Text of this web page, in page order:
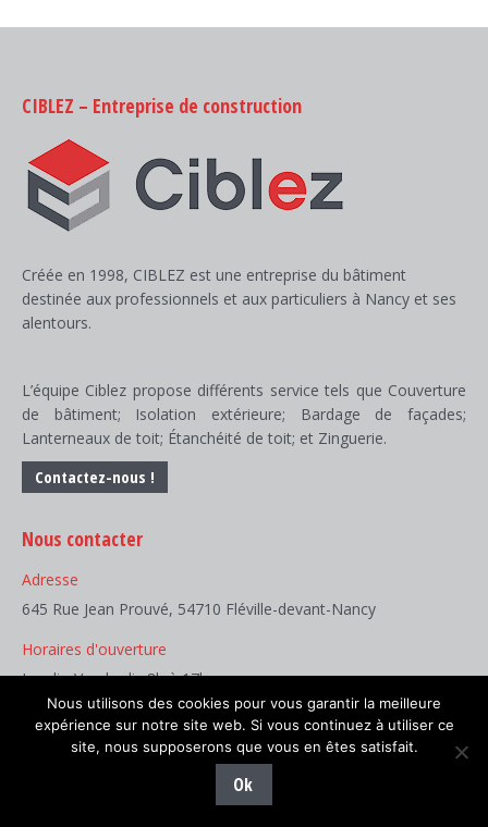
CIBLEZ – Entreprise de construction
Créée en 1998, CIBLEZ est une entreprise du bâtiment
destinée aux professionnels et aux particuliers à Nancy et ses
alentours.
L’équipe Ciblez propose différents service tels que Couverture
de bâtiment; Isolation extérieure; Bardage de façades;
Lanterneaux de toit; Étanchéité de toit; et Zinguerie.
Contactez-nous !
Nous contacter
Adresse
645 Rue Jean Prouvé, 54710 Fléville-devant-Nancy
Horaires d'ouverture
Lundi - Vendredi : 8h à 17h
Téléphone :
03 83 50 50 50
Nous utilisons des cookies pour vous garantir la meilleure
expérience sur notre site web. Si vous continuez à utiliser ce
site, nous supposerons que vous en êtes satisfait.
Ok